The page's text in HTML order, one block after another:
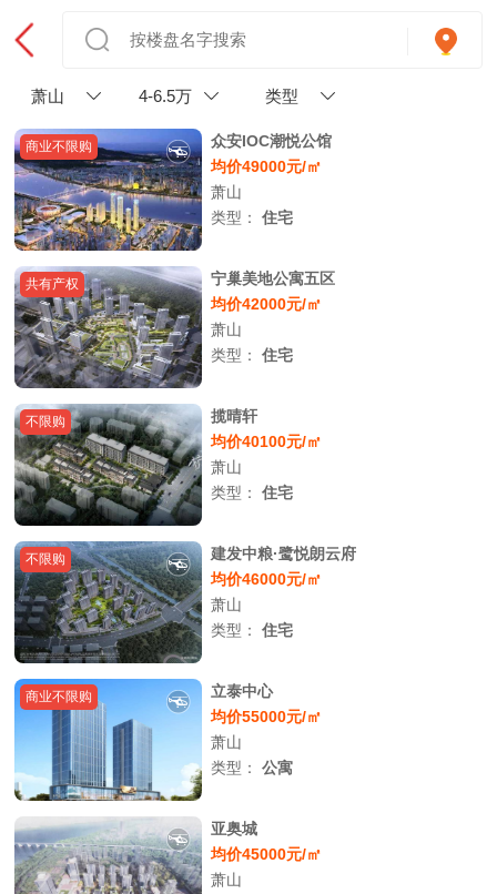
萧山 4-6.5万 类型
商业不限购
众安IOC潮悦公馆
均价49000元/㎡
萧山
类型：住宅
共有产权
宁巢美地公寓五区
均价42000元/㎡
萧山
类型：住宅
不限购
揽晴轩
均价40100元/㎡
萧山
类型：住宅
不限购
建发中粮·鹭悦朗云府
均价46000元/㎡
萧山
类型：住宅
商业不限购
立泰中心
均价55000元/㎡
萧山
类型：公寓
亚奥城
均价45000元/㎡
萧山